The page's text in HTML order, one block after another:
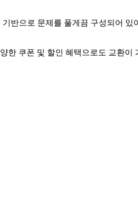
반으로 문제를 풀게끔 구성되어 있
한 쿠폰 및 할인 혜택으로도 교환이